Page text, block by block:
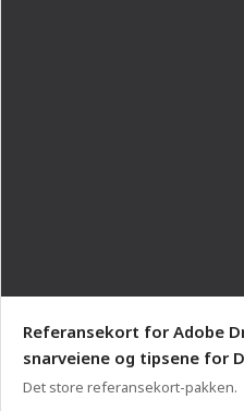
Referansekort for Adobe
snarveiene og tipsene for
Det store referansekort-pakken.